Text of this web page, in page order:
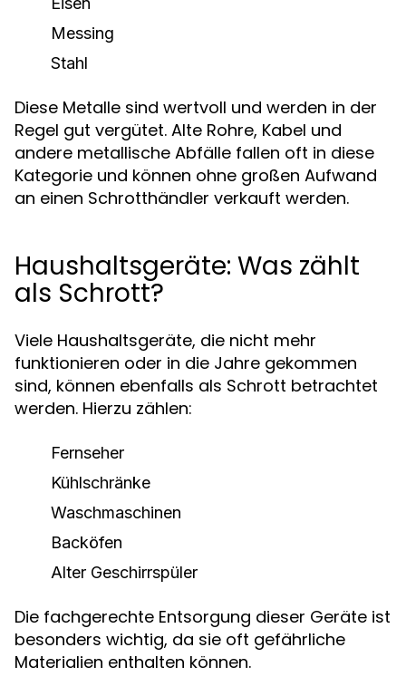
Messing
Stahl
Diese Metalle sind wertvoll und werden in der
Regel gut vergütet. Alte Rohre, Kabel und
andere metallische Abfälle fallen oft in diese
Kategorie und können ohne großen Aufwand
an einen Schrotthändler verkauft werden.
Haushaltsgeräte: Was zählt
als Schrott?
Viele Haushaltsgeräte, die nicht mehr
funktionieren oder in die Jahre gekommen
sind, können ebenfalls als Schrott betrachtet
werden. Hierzu zählen:
Fernseher
Kühlschränke
Waschmaschinen
Backöfen
Alter Geschirrspüler
Die fachgerechte Entsorgung dieser Geräte ist
besonders wichtig, da sie oft gefährliche
Materialien enthalten können.